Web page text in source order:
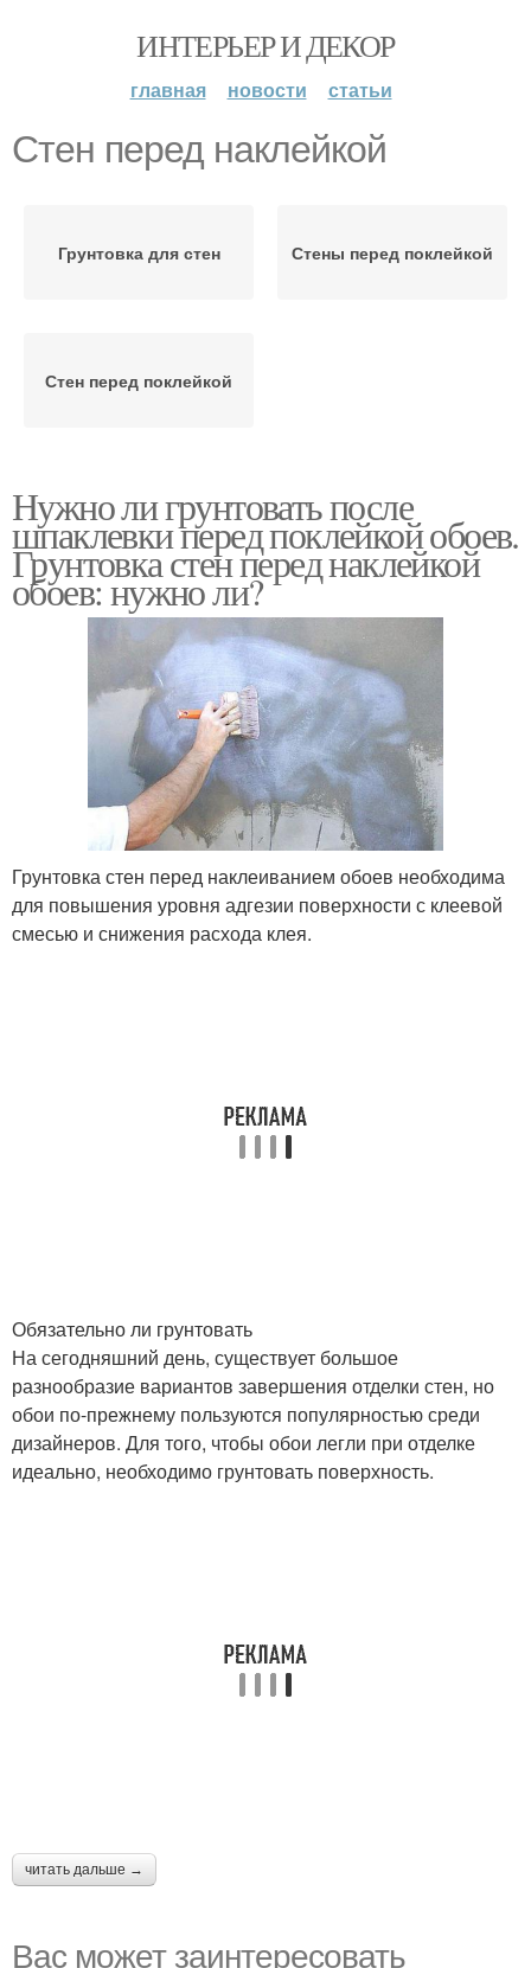
ИНТЕРЬЕР И ДЕКОР
главная новости статьи
Стен перед наклейкой
Грунтовка для стен Стены перед поклейкой
Стен перед поклейкой
Нужно ли грунтовать после
шпаклевки перед поклейкой обоев.
Грунтовка стен перед наклейкой
обоев: нужно ли?
Грунтовка стен перед наклеиванием обоев необходима
для повышения уровня адгезии поверхности с клеевой
смесью и снижения расхода клея.
Обязательно ли грунтовать
На сегодняшний день, существует большое
разнообразие вариантов завершения отделки стен, но
обои по-прежнему пользуются популярностью среди
дизайнеров. Для того, чтобы обои легли при отделке
идеально, необходимо грунтовать поверхность.
читать дальше →
Вас может заинтересовать